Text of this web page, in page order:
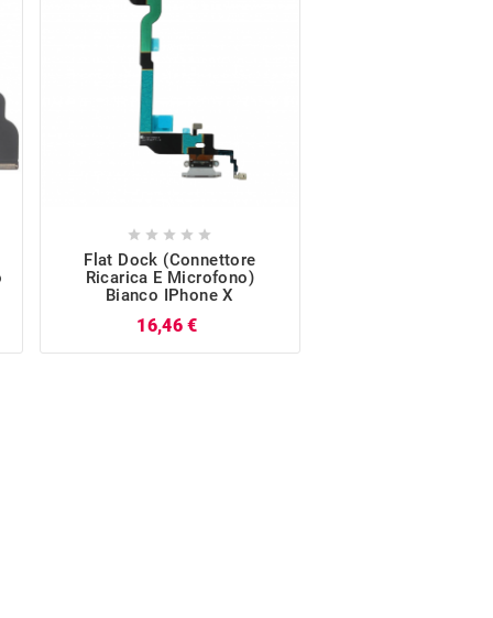
    
Flat Dock (Connettore
Ricarica E Microfono)
Bianco IPhone X
16,46 €